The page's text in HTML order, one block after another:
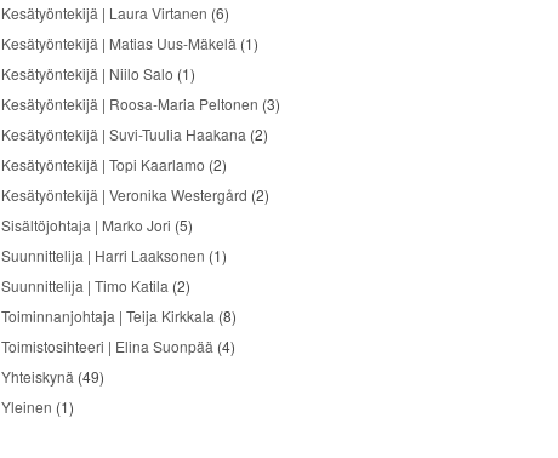
Kesätyöntekijä | Laura Virtanen (6)
Kesätyöntekijä | Matias Uus-Mäkelä (1)
Kesätyöntekijä | Niilo Salo (1)
Kesätyöntekijä | Roosa-Maria Peltonen (3)
Kesätyöntekijä | Suvi-Tuulia Haakana (2)
Kesätyöntekijä | Topi Kaarlamo (2)
Kesätyöntekijä | Veronika Westergård (2)
Sisältöjohtaja | Marko Jori (5)
Suunnittelija | Harri Laaksonen (1)
Suunnittelija | Timo Katila (2)
Toiminnanjohtaja | Teija Kirkkala (8)
Toimistosihteeri | Elina Suonpää (4)
Yhteiskynä (49)
Yleinen (1)